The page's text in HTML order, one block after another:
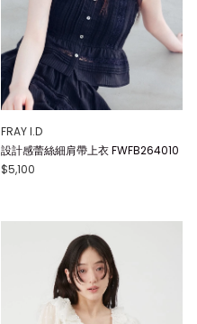
FRAY I.D
設計感蕾絲細肩帶上衣 FWFB264010
$5,100